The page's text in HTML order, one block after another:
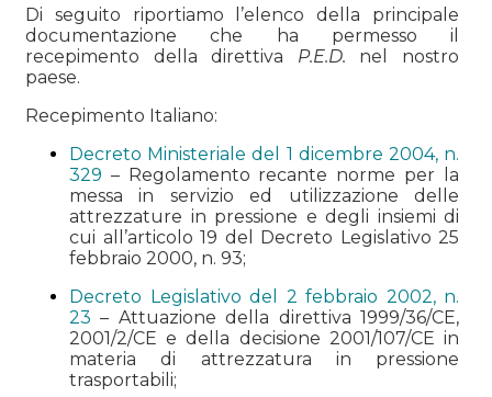
Di seguito riportiamo l’elenco della principale
documentazione che ha permesso il
recepimento della direttiva P.E.D. nel nostro
paese.
Recepimento Italiano:
Decreto Ministeriale del 1 dicembre 2004, n.
329 – Regolamento recante norme per la
messa in servizio ed utilizzazione delle
attrezzature in pressione e degli insiemi di
cui all’articolo 19 del Decreto Legislativo 25
febbraio 2000, n. 93;
Decreto Legislativo del 2 febbraio 2002, n.
23– Attuazione della direttiva 1999/36/CE,
2001/2/CE e della decisione 2001/107/CE in
materia di attrezzatura in pressione
trasportabili;